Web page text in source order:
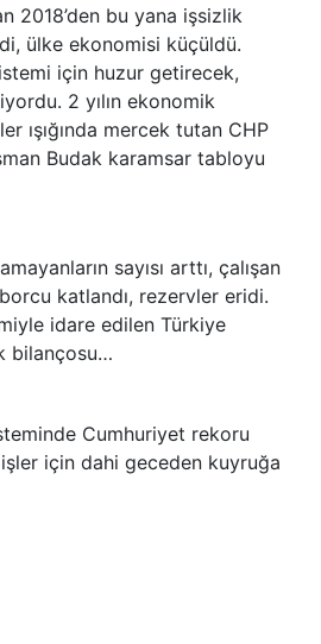
2018’den bu yana işsizlik
ülke ekonomisi küçüldü.
için huzur getirecek,
2 yılın ekonomik
ışığında mercek tutan CHP
Budak karamsar tabloyu
sayısı arttı, çalışan
borcu katlandı, rezervler eridi.
idare edilen Türkiye
bilançosu…
Cumhuriyet rekoru
işler için dahi geceden kuyruğa